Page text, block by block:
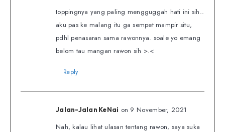
toppingnya yang paling mengguggah hati ini sih..
aku pas ke malang itu ga sempet mampir situ,
pdhl penasaran sama rawonnya. soale yo emang
belom tau mangan rawon sih >.<
Reply
Jalan-Jalan KeNai on 9 November, 2021
Nah, kalau lihat ulasan tentang rawon, saya suka